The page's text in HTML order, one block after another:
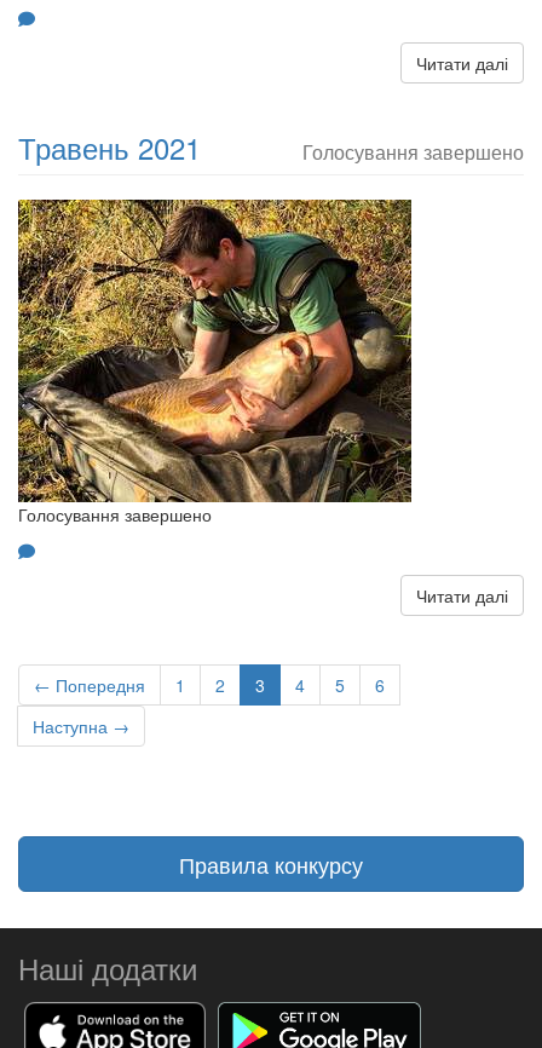
Читати далі
Травень 2021 Голосування завершено
Голосування завершено
Читати далі
← Попередня 1 2 3 4 5
6
Наступна →
Правила конкурсу
Наші додатки